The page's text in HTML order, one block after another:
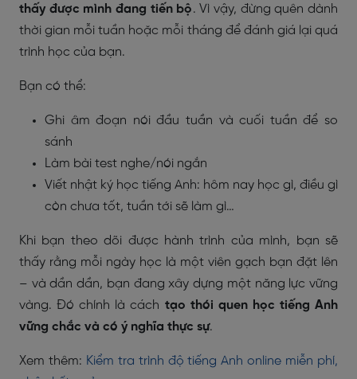
thấy được mình đang tiến bộ. Vì vậy, đừng quên dành
thời gian mỗi tuần hoặc mỗi tháng để đánh giá lại quá
trình học của bạn.
Bạn có thể:
Ghi âm đoạn nói đầu tuần và cuối tuần để so
sánh
Làm bài test nghe/nói ngắn
Viết nhật ký học tiếng Anh: hôm nay học gì, điều gì
còn chưa tốt, tuần tới sẽ làm gì…
Khi bạn theo dõi được hành trình của mình, bạn sẽ
thấy rằng mỗi ngày học là một viên gạch bạn đặt lên
– và dần dần, bạn đang xây dựng một năng lực vững
vàng. Đó chính là cách tạo thói quen học tiếng Anh
vững chắc và có ý nghĩa thực sự.
Xem thêm: Kiểm tra trình độ tiếng Anh online miễn phí,